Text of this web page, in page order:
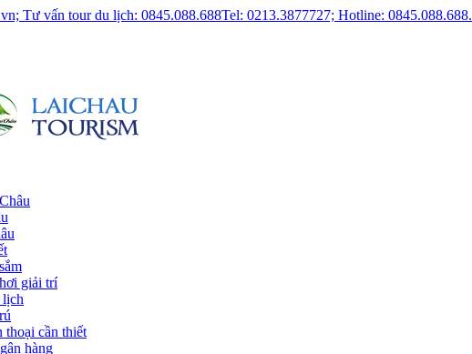
Tư vấn tour du lịch: 0845.088.688Tel: 0213.3877727; Hotline: 0845.088.688.
giải trí
thoại cần thiết
hàng